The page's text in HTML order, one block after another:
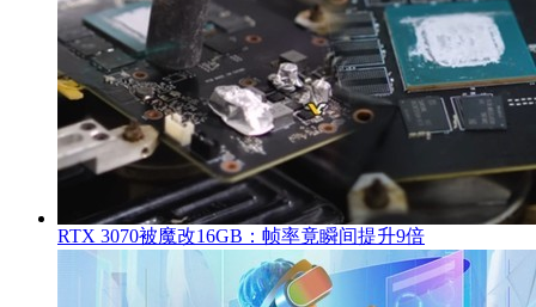
RTX 3070被魔改16GB：帧率竟瞬间提升9倍